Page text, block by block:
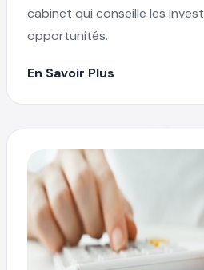
cabinet qui conseille les
opportunités.
En Savoir Plus